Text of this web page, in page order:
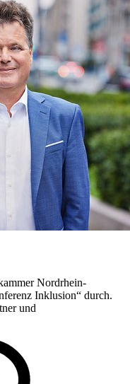
Nordrhein-
Inklusion“ durch.
und